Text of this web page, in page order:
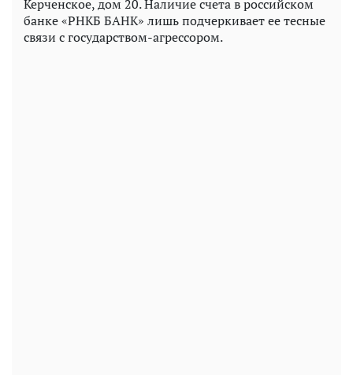
Керченское, дом 20. Наличие счета в российском
банке «РНКБ БАНК» лишь подчеркивает ее тесные
связи с государством-агрессором.